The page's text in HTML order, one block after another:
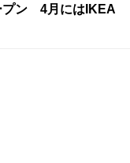
プン 4月にはIKEA